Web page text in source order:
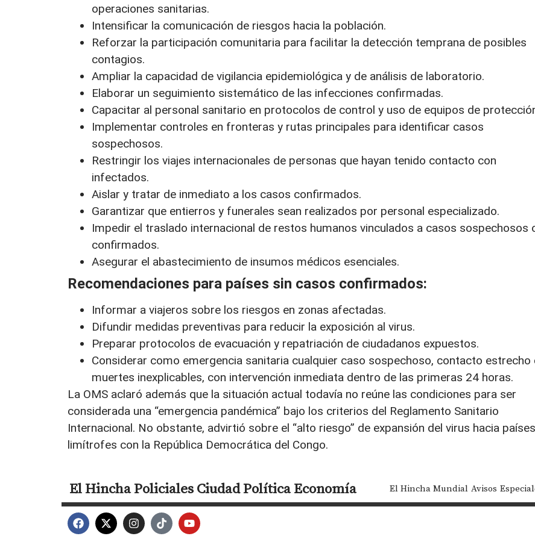
operaciones sanitarias.
Intensificar la comunicación de riesgos hacia la población.
Reforzar la participación comunitaria para facilitar la detección temprana de posibles
contagios.
Ampliar la capacidad de vigilancia epidemiológica y de análisis de laboratorio.
Elaborar un seguimiento sistemático de las infecciones confirmadas.
Capacitar al personal sanitario en protocolos de control y uso de equipos de
Implementar controles en fronteras y rutas principales para identificar casos
sospechosos.
Restringir los viajes internacionales de personas que hayan tenido contacto con
infectados.
Aislar y tratar de inmediato a los casos confirmados.
Garantizar que entierros y funerales sean realizados por personal especializado.
Impedir el traslado internacional de restos humanos vinculados a casos sospechosos
confirmados.
Asegurar el abastecimiento de insumos médicos esenciales.
Recomendaciones para países sin casos confirmados:
Informar a viajeros sobre los riesgos en zonas afectadas.
Difundir medidas preventivas para reducir la exposición al virus.
Preparar protocolos de evacuación y repatriación de ciudadanos expuestos.
Considerar como emergencia sanitaria cualquier caso sospechoso, contacto estrecho
muertes inexplicables, con intervención inmediata dentro de las primeras 24 horas.
La OMS aclaró además que la situación actual todavía no reúne las condiciones para ser
considerada una “emergencia pandémica” bajo los criterios del Reglamento Sanitario
Internacional. No obstante, advirtió sobre el “alto riesgo” de expansión del virus hacia países
limítrofes con la República Democrática del Congo.
El HinchaPolicialesCiudadPolíticaEconomía El Hincha Mundial Avisos